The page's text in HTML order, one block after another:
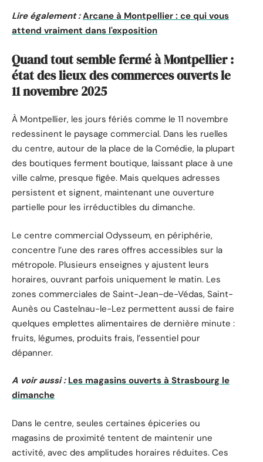
Lire également : Arcane à Montpellier : ce qui vous
attend vraiment dans l'exposition
Quand tout semble fermé à Montpellier :
état des lieux des commerces ouverts le
11 novembre 2025
À Montpellier, les jours fériés comme le 11 novembre
redessinent le paysage commercial. Dans les ruelles
du centre, autour de la place de la Comédie, la plupart
des boutiques ferment boutique, laissant place à une
ville calme, presque figée. Mais quelques adresses
persistent et signent, maintenant une ouverture
partielle pour les irréductibles du dimanche.
Le centre commercial Odysseum, en périphérie,
concentre l’une des rares offres accessibles sur la
métropole. Plusieurs enseignes y ajustent leurs
horaires, ouvrant parfois uniquement le matin. Les
zones commerciales de Saint-Jean-de-Védas, Saint-
Aunès ou Castelnau-le-Lez permettent aussi de faire
quelques emplettes alimentaires de dernière minute :
fruits, légumes, produits frais, l’essentiel pour
dépanner.
A voir aussi : Les magasins ouverts à Strasbourg le
dimanche
Dans le centre, seules certaines épiceries ou
magasins de proximité tentent de maintenir une
activité, avec des amplitudes horaires réduites. Ces